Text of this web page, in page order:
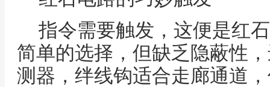
指令需要触发，这便是红
简单的选择，但缺乏隐蔽性
测器，绊线钩适合走廊通道